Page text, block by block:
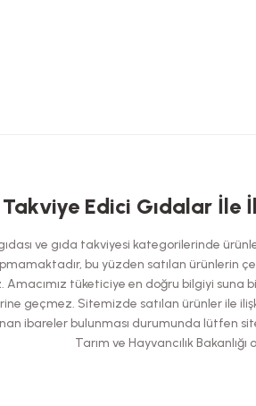
Bu ürüne ilk yorumu siz yapın!
Yorum Yaz
Takviye Edici Gıdalar İle
ve gıda takviyesi kategorilerinde
bu yüzden satılan ürünlerin
tüketiciye en doğru bilgiyi suna
geçmez. Sitemizde satılan ürünler ile
ibareler bulunması durumunda lütfen
Tarım ve Hayvancılık Bakanlığı